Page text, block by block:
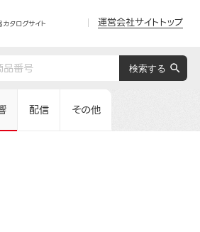
カタログサイト 運営会社サイトトップ
配信 その他